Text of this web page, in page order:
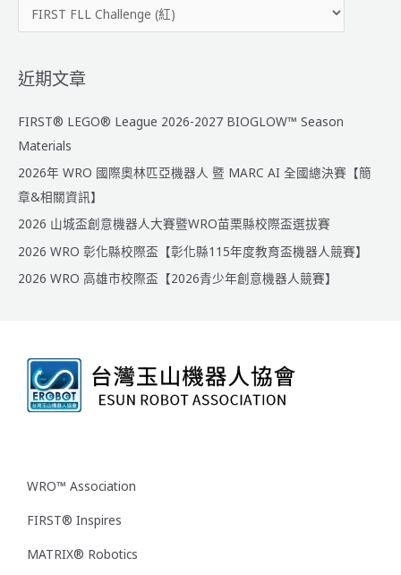
步
&
意
項
類
近期文章
FIRST® LEGO® League 2026-2027 BIOGLOW™ Season
Materials
2026年 WRO 國際奧林匹亞機器人 暨 MARC AI 全國總決賽【簡
章&相關資訊】
2026 山城盃創意機器人大賽暨WRO苗栗縣校際盃選拔賽
2026 WRO 彰化縣校際盃【彰化縣115年度教育盃機器人競賽】
2026 WRO 高雄市校際盃【2026青少年創意機器人競賽】
WRO™ Association
FIRST® Inspires
MATRIX® Robotics